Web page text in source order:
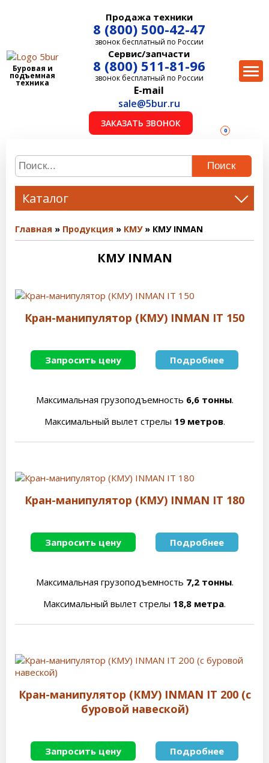
Буровая и
подъемная
техника
Продажа техники
8 (800) 500-42-47
звонок бесплатный по России
Сервис/запчасти
8 (800) 511-81-96
звонок бесплатный по России
E-mail
sale@5bur.ru
ЗАКАЗАТЬ ЗВОНОК
0
Поиск
Каталог
Главная Продукция КМУ КМУ INMAN
КМУ INMAN
Кран-манипулятор (КМУ) INMAN IT 150
Запросить цену Подробнее
Максимальная грузоподъемность 6,6 тонны.
Максимальный вылет стрелы 19 метров.
Кран-манипулятор (КМУ) INMAN IT 180
Запросить цену Подробнее
Максимальная грузоподъемность 7,2 тонны.
Максимальный вылет стрелы 18,8 метра.
Кран-манипулятор (КМУ) INMAN IT 200 (с
буровой навеской)
Запросить цену Подробнее